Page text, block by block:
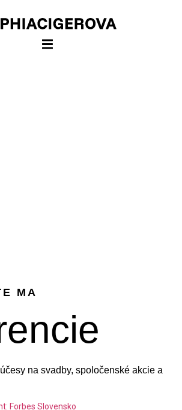
MA
na svadby, spoločenské akcie a
Forbes Slovensko